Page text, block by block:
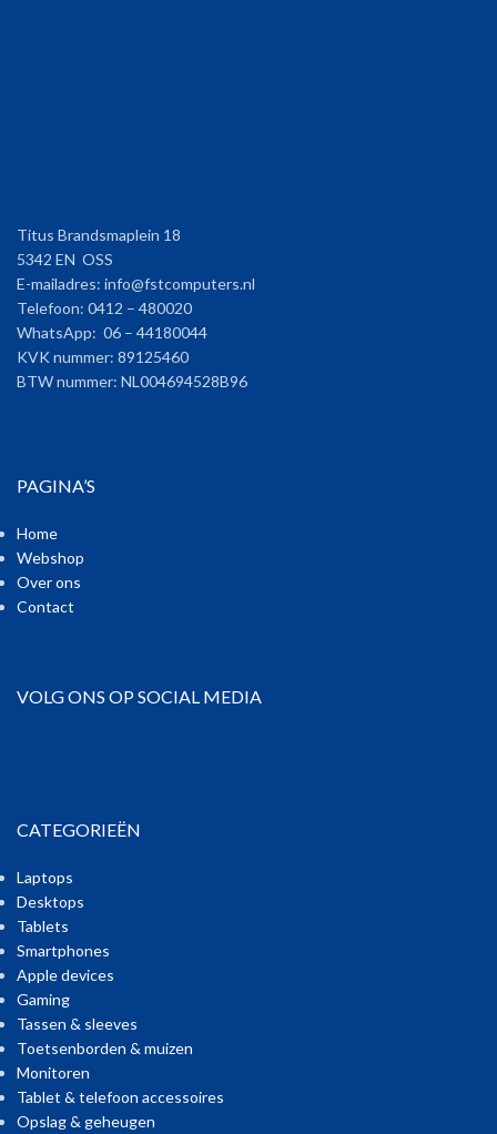
Titus Brandsmaplein 18
5342 EN OSS
E-mailadres: info@fstcomputers.nl
Telefoon: 0412 – 480020
WhatsApp: 06 – 44180044
KVK nummer: 89125460
BTW nummer: NL004694528B96
PAGINA’S
Home
Webshop
Over ons
Contact
VOLG ONS OP SOCIAL MEDIA
CATEGORIEËN
Laptops
Desktops
Tablets
Smartphones
Apple devices
Gaming
Tassen & sleeves
Toetsenborden & muizen
Monitoren
Tablet & telefoon accessoires
Opslag & geheugen